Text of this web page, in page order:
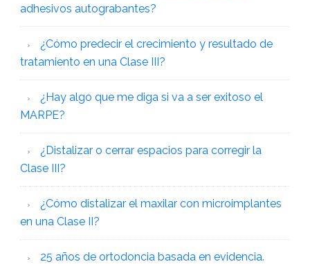
adhesivos autograbantes?
¿Cómo predecir el crecimiento y resultado de
tratamiento en una Clase III?
¿Hay algo que me diga si va a ser exitoso el
MARPE?
¿Distalizar o cerrar espacios para corregir la
Clase III?
¿Cómo distalizar el maxilar con microimplantes
en una Clase II?
25 años de ortodoncia basada en evidencia.